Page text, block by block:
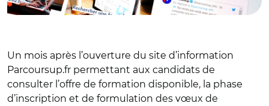
Un mois après l’ouverture du site d’information
Parcoursup.fr permettant aux candidats de
consulter l’offre de formation disponible, la phase
d’inscription et de formulation des vœux de